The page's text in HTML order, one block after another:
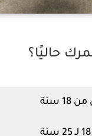
حاليًا؟
18 سنة